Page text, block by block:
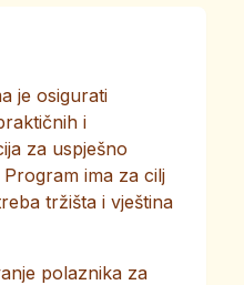
je osigurati
i
za uspješno
ima za cilj
tržišta i vještina
polaznika za